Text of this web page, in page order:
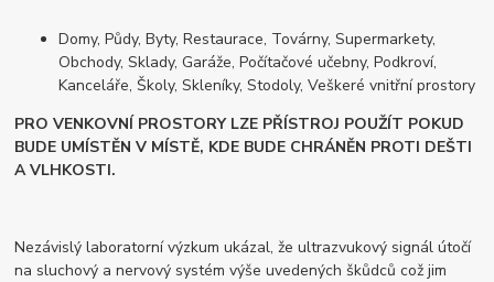
Domy, Půdy, Byty, Restaurace, Továrny, Supermarkety,
Obchody, Sklady, Garáže, Počítačové učebny, Podkroví,
Kanceláře, Školy, Skleníky, Stodoly, Veškeré vnitřní prostory
PRO VENKOVNÍ PROSTORY LZE PŘÍSTROJ POUŽÍT POKUD
BUDE UMÍSTĚN V MÍSTĚ, KDE BUDE CHRÁNĚN PROTI DEŠTI
A VLHKOSTI.
Nezávislý laboratorní výzkum ukázal, že ultrazvukový signál útočí
na sluchový a nervový systém výše uvedených škůdců což jim